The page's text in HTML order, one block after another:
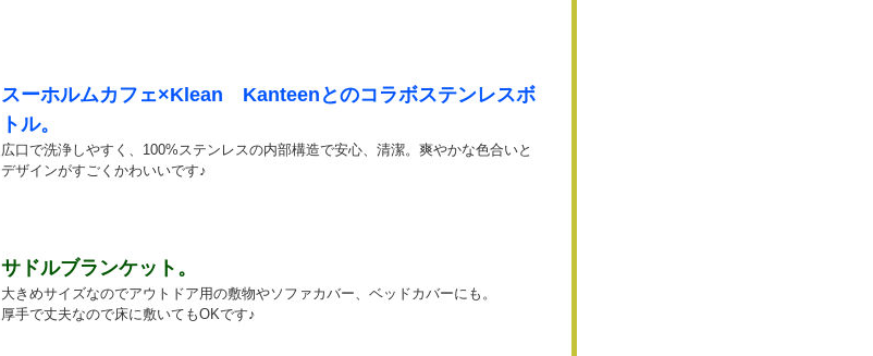
スーホルムカフェ×Klean Kanteenとのコラボステンレスボ
トル。
広口で洗浄しやすく、100%ステンレスの内部構造で安心、清潔。爽やかな色合いと
デザインがすごくかわいいです♪
サドルブランケット 。
大きめサイズなのでアウトドア用の敷物やソファカバー、ベッドカバーにも。
厚手で丈夫なので床に敷いてもOKです♪